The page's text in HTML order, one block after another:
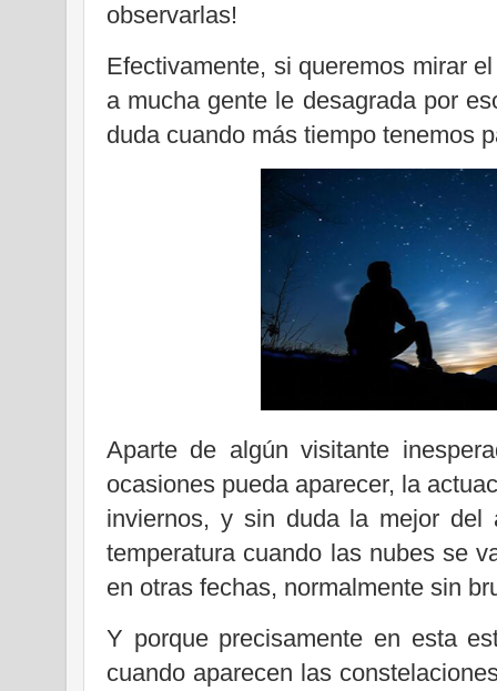
observarlas!
Efectivamente, si queremos mirar
a mucha gente le desagrada por
duda cuando más tiempo tenemos
Aparte de algún visitante
ocasiones pueda aparecer, la
inviernos, y sin duda la mejor
temperatura cuando las nubes se
en otras fechas, normalmente sin
Y porque precisamente en esta
cuando aparecen las